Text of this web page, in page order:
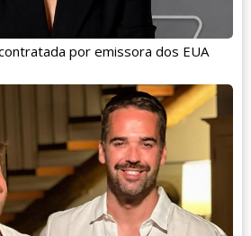
por emissora dos EUA